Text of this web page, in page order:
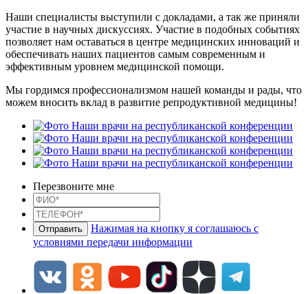
Наши специалисты выступили с докладами, а так же приняли
участие в научных дискуссиях. Участие в подобных событиях
позволяет нам оставаться в центре медицинских инноваций и
обеспечивать наших пациентов самым современным и
эффективным уровнем медицинской помощи.
Мы гордимся профессионализмом нашей команды и рады, что
можем вносить вклад в развитие репродуктивной медицины!
Перезвоните мне
Нажимая на кнопку я соглашаюсь с
условиями передачи информации